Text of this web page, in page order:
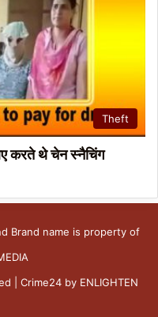
Theft
करते थे चेन स्नैचिंग
Brand name is property of
| Crime24 by ENLIGHTEN